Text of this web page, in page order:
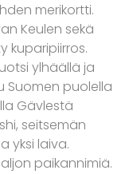
merikortti.
Keulen sekä
kuparipiirros.
ylhäällä ja
Suomen puolella
Gävlestä
seitsemän
yksi laiva.
paikannimiä.